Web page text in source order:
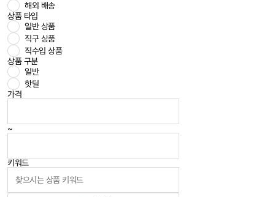
해외 배송
상품 타입
일반 상품
직구 상품
직수입 상품
상품 구분
일반
핫딜
가격
~
키워드